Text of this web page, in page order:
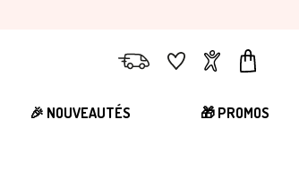
LivraisonFavorisComptePanier
🎉 NOUVEAUTÉS 🎁 PROMOS